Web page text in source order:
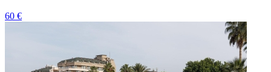
60 €